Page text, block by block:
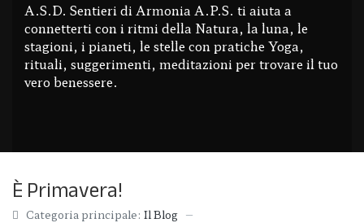
A.S.D. Sentieri di Armonia A.P.S. ti aiuta a
connetterti con i ritmi della Natura, la luna, le
stagioni, i pianeti, le stelle con pratiche Yoga,
rituali, suggerimenti, meditazioni per trovare il tuo
vero benessere.
È Primavera!
Categoria principale: Il Blog